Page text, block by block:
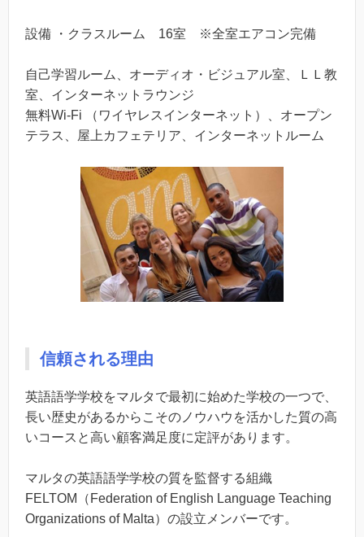
設備 ・クラスルーム 16室 ※全室エアコン完備
自己学習ルーム、オーディオ・ビジュアル室、ＬＬ教
室、インターネットラウンジ
無料Wi-Fi （ワイヤレスインターネット）、オープン
テラス、屋上カフェテリア、インターネットルーム
信頼される理由
英語語学学校をマルタで最初に始めた学校の一つで、
長い歴史があるからこそのノウハウを活かした質の高
いコースと高い顧客満足度に定評があります。
マルタの英語語学学校の質を監督する組織
FELTOM（Federation of English Language Teaching
Organizations of Malta）の設立メンバーです。